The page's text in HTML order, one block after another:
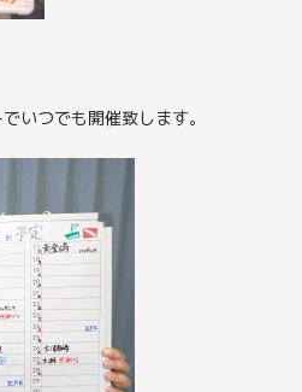
いつでも開催致します。